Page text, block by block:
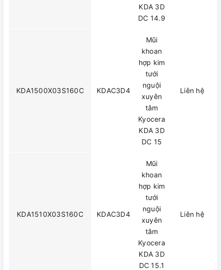
KDA 3D
DC 14.9
KDA1500X03S160C KDAC3D4
Mũi
khoan
hợp kim
tưới
nguội
xuyên
tâm
Kyocera
KDA 3D
DC 15
Liên hệ
KDA1510X03S160C KDAC3D4
Mũi
khoan
hợp kim
tưới
nguội
xuyên
tâm
Kyocera
KDA 3D
DC 15.1
Liên hệ